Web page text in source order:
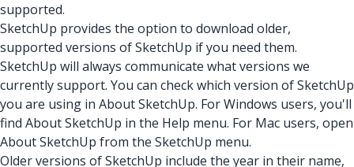
supported.
SketchUp provides the option to download older,
supported versions of SketchUp if you need them.
SketchUp will always communicate what versions we
currently support. You can check which version of SketchUp
you are using in About SketchUp. For Windows users, you'll
find About SketchUp in the Help menu. For Mac users, open
About SketchUp from the SketchUp menu.
Older versions of SketchUp include the year in their name,